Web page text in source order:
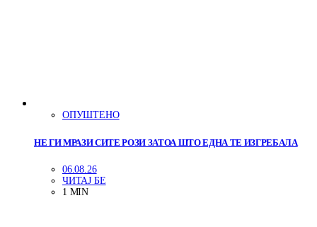
ОПУШТЕНО
НЕ ГИ МРАЗИ СИТЕ РОЗИ ЗАТОА ШТО ЕДНА ТЕ ИЗГРЕБАЛА
06.08.26
ЧИТАЈ БЕ
1 MIN